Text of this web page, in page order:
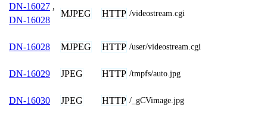
DN-16027 ,
DN-16028
MJPEG HTTP /videostream.cgi
DN-16028 MJPEG HTTP /user/videostream.cgi
DN-16029 JPEG HTTP /tmpfs/auto.jpg
DN-16030 JPEG HTTP /_gCVimage.jpg